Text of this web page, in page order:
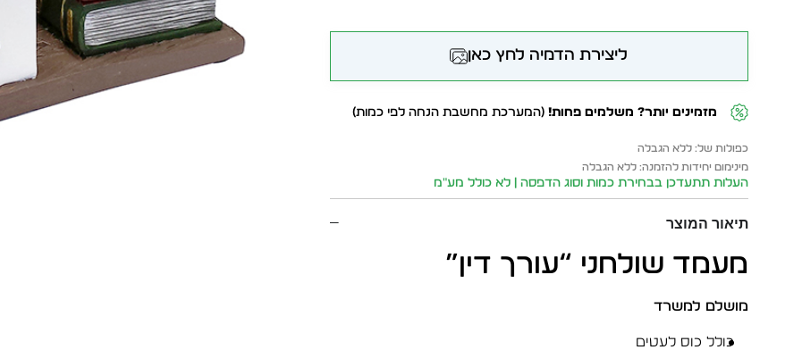
ליצירת הדמיה לחץ כאן
מזמינים יותר? משלמים פחות! (המערכת מחשבת הנחה לפי כמות)
כפולות של: ללא הגבלה
מינימום יחידות להזמנה: ללא הגבלה
העלות תתעדכן בבחירת כמות וסוג הדפסה | לא כולל מע״מ
תיאור המוצר
מעמד שולחני “עורך דין”
מושלם למשרד
כולל כוס לעטים